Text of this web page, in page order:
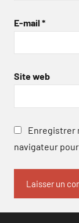
E-mail *
Site web
Enregistrer
navigateur